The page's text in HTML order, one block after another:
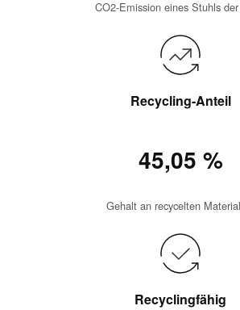
CO2-Emission eines Stuhls
Recycling-Anteil
45,05 %
Gehalt an recycelten
Recyclingfähig